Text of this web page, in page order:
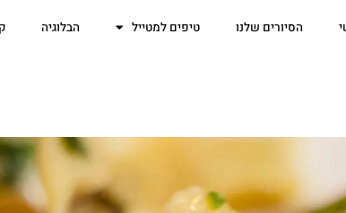
הסיורים שלנו טיפים למטייל הבלוגיה